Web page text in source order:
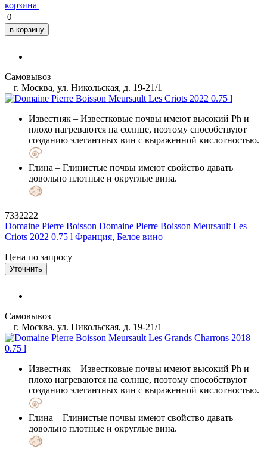
корзина
в корзину
Самовывоз
г. Москва, ул. Никольская, д. 19-21/1
Известняк – Известковые почвы имеют высокий Ph и
плохо нагреваются на солнце, поэтому способствуют
созданию элегантных вин с выраженной кислотностью.
Глина – Глинистые почвы имеют свойство давать
довольно плотные и округлые вина.
7332222
Domaine Pierre Boisson Domaine Pierre Boisson Meursault Les
Criots 2022 0.75 l Франция, Белое вино
Цена по запросу
Уточнить
Самовывоз
г. Москва, ул. Никольская, д. 19-21/1
Известняк – Известковые почвы имеют высокий Ph и
плохо нагреваются на солнце, поэтому способствуют
созданию элегантных вин с выраженной кислотностью.
Глина – Глинистые почвы имеют свойство давать
довольно плотные и округлые вина.